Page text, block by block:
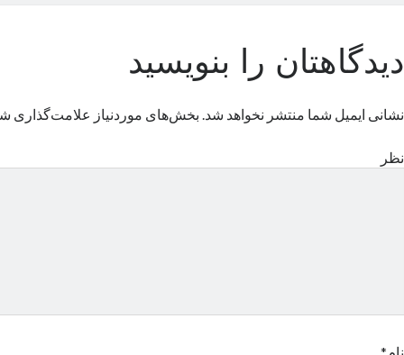
دیدگاهتان را بنویسید
نشانی ایمیل شما منتشر نخواهد شد. بخش‌های موردنیاز علامت‌گذاری
نظر